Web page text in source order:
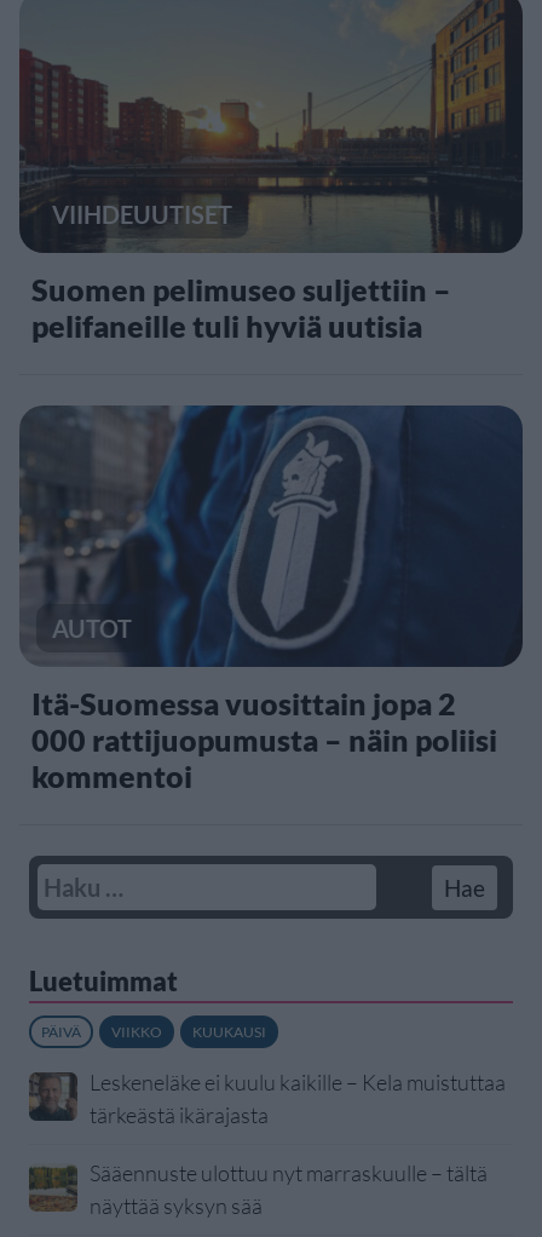
VIIHDEUUTISET
Suomen pelimuseo suljettiin –
pelifaneille tuli hyviä uutisia
AUTOT
Itä-Suomessa vuosittain jopa 2
000 rattijuopumusta – näin poliisi
kommentoi
Luetuimmat
PÄIVÄ VIIKKO KUUKAUSI
Leskeneläke ei kuulu kaikille – Kela muistuttaa
tärkeästä ikärajasta
Sääennuste ulottuu nyt marraskuulle – tältä
näyttää syksyn sää